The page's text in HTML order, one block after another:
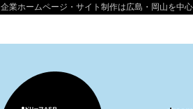
企業ホームページ・サイト制作は広島・岡山を中